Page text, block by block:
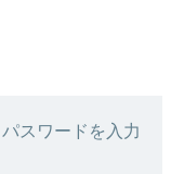
スワードを入力